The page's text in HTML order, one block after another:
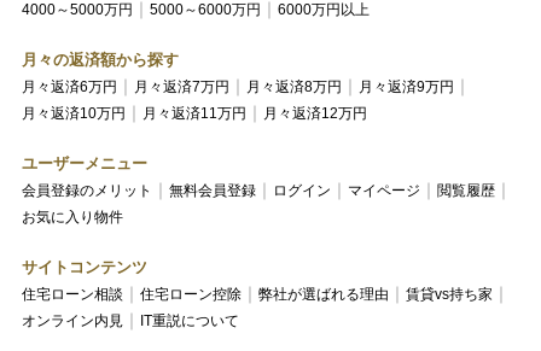
4000～5000万円
5000～6000万円 6000万円以上
月々の返済額から探す
月々返済6万円 月々返済7万円 月々返済8万円
月々返済9万円
月々返済10万円
月々返済11万円 月々返済12万円
ユーザーメニュー
会員登録のメリット 無料会員登録 ログイン マイページ
閲覧履歴
お気に入り物件
サイトコンテンツ
住宅ローン相談 住宅ローン控除 弊社が選ばれる理由
賃貸vs持ち家
オンライン内見
IT重説について